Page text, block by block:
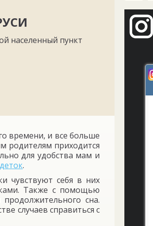
населенный пункт
времени, и все больше
родителям приходится
для удобства мам и
.
чувствуют себя в них
Также с помощью
сна.
случаев справиться с